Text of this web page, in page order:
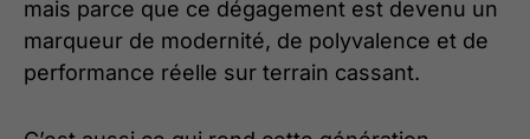
mais parce que ce dégagement est devenu un
marqueur de modernité, de polyvalence et de
performance réelle sur terrain cassant.